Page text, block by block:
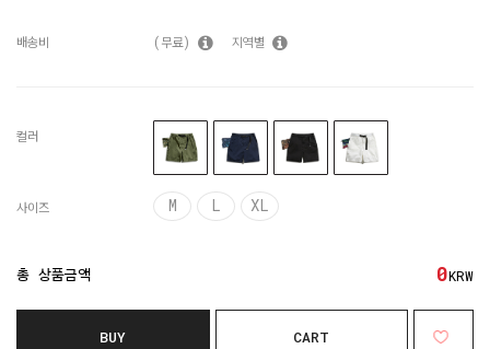
배송비 (무료) 지역별
컬러
사이즈 M L XL
총 상품금액 0KRW
BUY CART